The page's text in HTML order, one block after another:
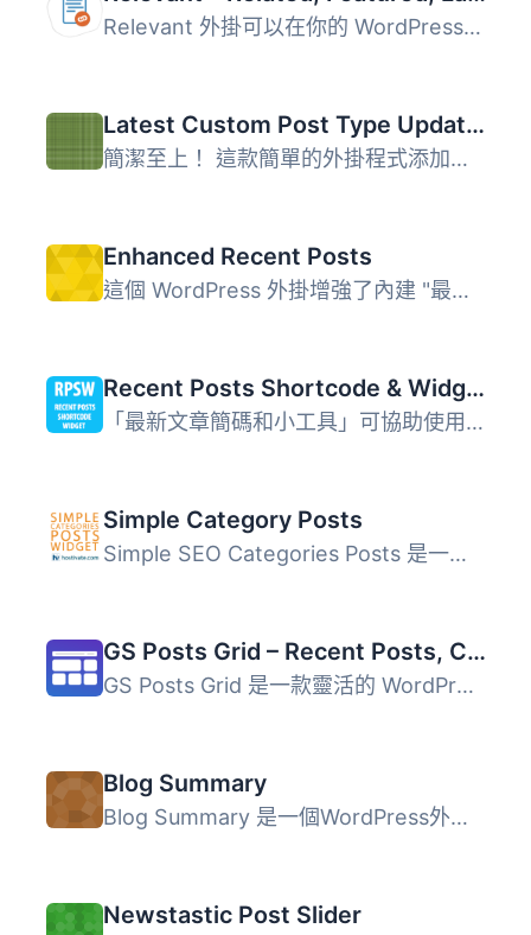
Relevant 外掛可以在你的 WordPress 網站上顯示相關、最新、...
Latest Custom Post Type Updates
簡潔至上！ 這款簡單的外掛程式添加了一個小工具，可在任何...
Enhanced Recent Posts
這個 WordPress 外掛增強了內建 "最新文章" 小工具的功能，提...
Recent Posts Shortcode & Widget
「最新文章簡碼和小工具」可協助使用者透過簡單的短碼（short...
Simple Category Posts
Simple SEO Categories Posts 是一個外掛/小工具，可以在您的...
GS Posts Grid – Recent Posts, Category Posts, Post Filter, Slider & List
GS Posts Grid 是一款靈活的 WordPress 外掛，讓使用者能夠以...
Blog Summary
Blog Summary 是一個WordPress外掛程式，可以使用簡碼 [blog-...
Newstastic Post Slider